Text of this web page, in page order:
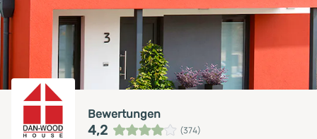
Bewertungen
4,2 (374)